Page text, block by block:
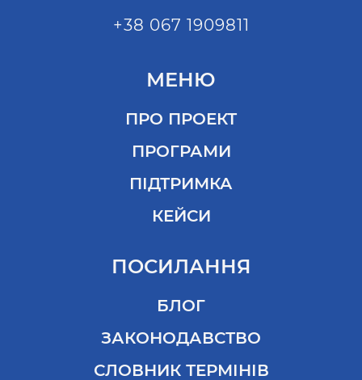
+38 067 1909811
МЕНЮ
ПРО ПРОЕКТ
ПРОГРАМИ
ПІДТРИМКА
КЕЙСИ
ПОСИЛАННЯ
БЛОГ
ЗАКОНОДАВСТВО
СЛОВНИК ТЕРМІНІВ